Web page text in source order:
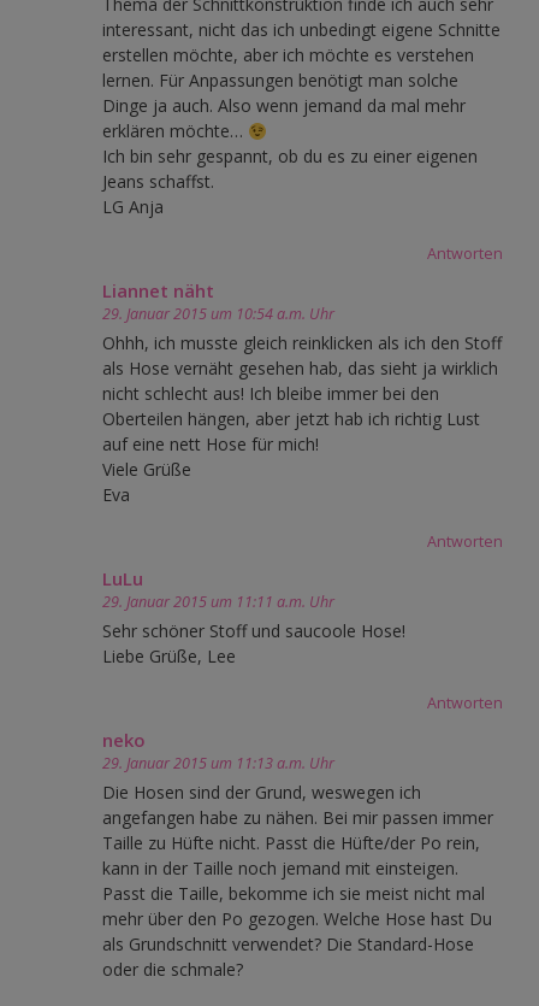
interessant, nicht das ich unbedingt eigene Schnitte
erstellen möchte, aber ich möchte es verstehen
lernen. Für Anpassungen benötigt man solche
Dinge ja auch. Also wenn jemand da mal mehr
erklären möchte…
Ich bin sehr gespannt, ob du es zu einer eigenen
Jeans schaffst.
LG Anja
Antworten
Liannet näht
29. Januar 2015 um 10:54 a.m. Uhr
Ohhh, ich musste gleich reinklicken als ich den Stoff
als Hose vernäht gesehen hab, das sieht ja wirklich
nicht schlecht aus! Ich bleibe immer bei den
Oberteilen hängen, aber jetzt hab ich richtig Lust
auf eine nett Hose für mich!
Viele Grüße
Eva
Antworten
LuLu
29. Januar 2015 um 11:11 a.m. Uhr
Sehr schöner Stoff und saucoole Hose!
Liebe Grüße, Lee
Antworten
neko
29. Januar 2015 um 11:13 a.m. Uhr
Die Hosen sind der Grund, weswegen ich
angefangen habe zu nähen. Bei mir passen immer
Taille zu Hüfte nicht. Passt die Hüfte/der Po rein,
kann in der Taille noch jemand mit einsteigen.
Passt die Taille, bekomme ich sie meist nicht mal
mehr über den Po gezogen. Welche Hose hast Du
als Grundschnitt verwendet? Die Standard-Hose
oder die schmale?